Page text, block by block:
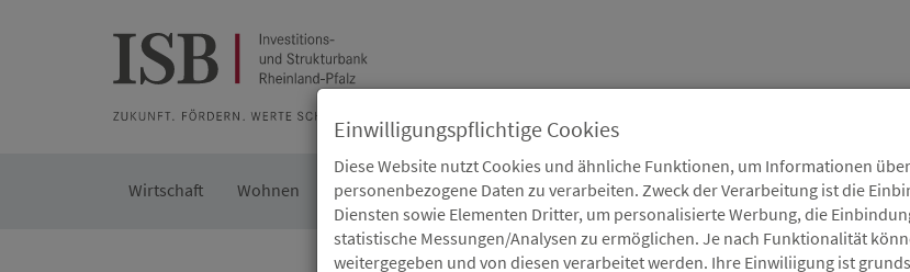
Wirtschaft Wohnen Kommunal Die ISB Karriere Service Aktuelles
Einwilligungspflichtige Cookies
Diese Website nutzt Cookies und ähnliche Funktionen, um Informationen
personenbezogene Daten zu verarbeiten. Zweck der Verarbeitung ist die
Diensten sowie Elementen Dritter, um personalisierte Werbung, die
statistische Messungen/Analysen zu ermöglichen. Je nach Funktionalität
weitergegeben und von diesen verarbeitet werden. Ihre Einwiliigung ist